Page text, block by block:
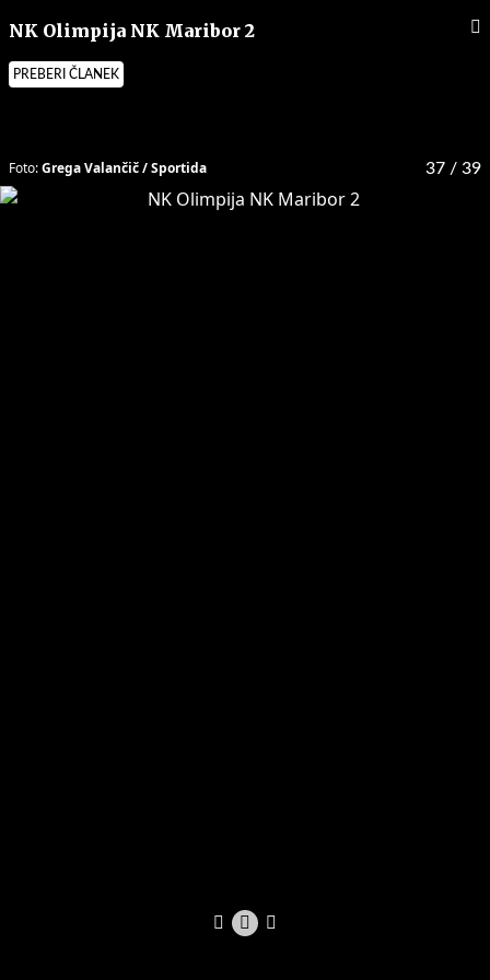
NK Olimpija NK Maribor 2
PREBERI ČLANEK
37 / 39
Foto:Grega Valančič / Sportida